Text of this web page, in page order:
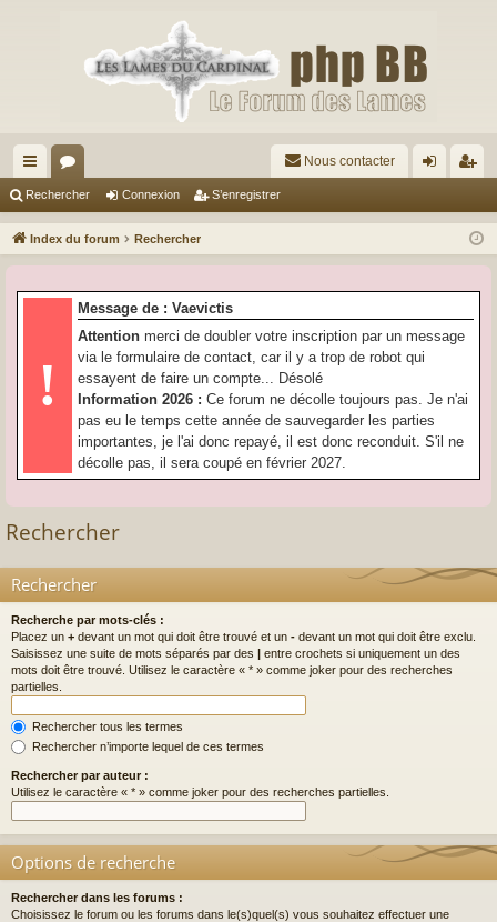
cc
ès
pi
or
u
s
Nous contacter
ne
on
nr
ist
Rechercher Connexion S’enregistrer
Index du forum Rechercher
!
Message de : Vaevictis
Attention merci de doubler votre inscription par un message
via le formulaire de contact, car il y a trop de robot qui
essayent de faire un compte... Désolé
Information 2026 : Ce forum ne décolle toujours pas. Je n'ai
pas eu le temps cette année de sauvegarder les parties
importantes, je l'ai donc repayé, il est donc reconduit. S'il ne
décolle pas, il sera coupé en février 2027.
Rechercher
Rechercher
Recherche par mots-clés :
Placez un + devant un mot qui doit être trouvé et un - devant un mot qui doit être exclu.
Saisissez une suite de mots séparés par des | entre crochets si uniquement un des
mots doit être trouvé. Utilisez le caractère « * » comme joker pour des recherches
partielles.
Rechercher tous les termes
Rechercher n’importe lequel de ces termes
Rechercher par auteur :
Utilisez le caractère « * » comme joker pour des recherches partielles.
Options de recherche
Rechercher dans les forums :
Choisissez le forum ou les forums dans le(s)quel(s) vous souhaitez effectuer une